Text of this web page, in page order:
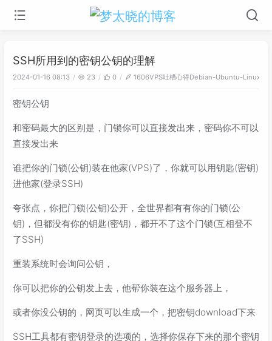
SSH所用到的密钥公钥的理解
2024-01-16 08:13 23 0 1606VPS吐槽心得Debian-Ubuntu-Linux
密钥公钥
和密码最大的区别是，门锁你可以直接发出来，密码你不可以
直接发出来
谁把你的门锁(公钥)装在他家(VPS)了，你就可以用钥匙(密钥)
进他家(登录SSH)
夸张点，你把门锁(公钥)公开，全世界都有有你的门锁(公
钥)，但都没有你的钥匙(密钥)，都开不了这个门锁(互相登不
了SSH)
重装系统时会询问公钥，
你可以把你的公钥发上去，他帮你装在这个服务器上，
或者你没公钥的，网页可以生成一个，把密钥download下来
SSH工具都有密钥登录的选项的，选择你保存下来的那个密钥